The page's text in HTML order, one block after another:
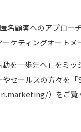
名顧客へのアプロ
ケティングオートメ
動を一歩先へ」をミ
セールスの方々を
）をご覧